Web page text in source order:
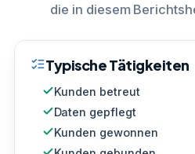
die in diesem
Typische Tätigkeiten
Kunden betreut
Daten gepflegt
Kunden gewonnen